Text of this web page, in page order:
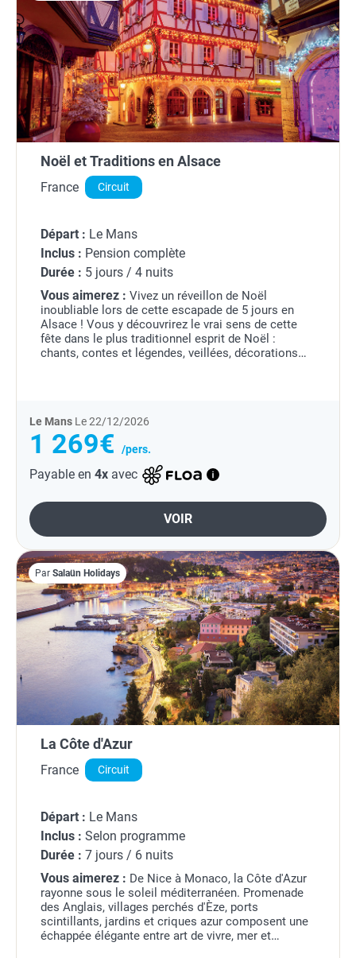
Noël et Traditions en Alsace
France Circuit
Départ : Le Mans
Inclus : Pension complète
Durée : 5 jours / 4 nuits
Vous aimerez : Vivez un réveillon de Noël
inoubliable lors de cette escapade de 5 jours en
Alsace ! Vous y découvrirez le vrai sens de cette
fête dans le plus traditionnel esprit de Noël :
chants, contes et légendes, veillées, décorations
Le Mans Le 22/12/2026
1 269€ /pers.
Payable en 4x avec
VOIR
Par Salaün Holidays
La Côte d'Azur
France Circuit
Départ : Le Mans
Inclus : Selon programme
Durée : 7 jours / 6 nuits
Vous aimerez : De Nice à Monaco, la Côte d'Azur
rayonne sous le soleil méditerranéen. Promenade
des Anglais, villages perchés d'Èze, ports
scintillants, jardins et criques azur composent une
échappée élégante entre art de vivre, mer et